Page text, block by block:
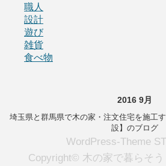
職人
設計
遊び
雑貨
食べ物
2016 9月
埼玉県と群馬県で木の家・注文住宅を施工
設】のブログ
WordPress-Theme
Copyright© 木の家で暮らそ